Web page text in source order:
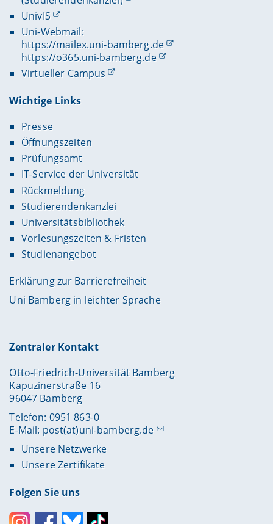
UnivIS
Uni-Webmail:
https://mailex.uni-bamberg.de
https://o365.uni-bamberg.de
Virtueller Campus
Wichtige Links
Presse
Öffnungszeiten
Prüfungsamt
IT-Service der Universität
Rückmeldung
Studierendenkanzlei
Universitätsbibliothek
Vorlesungszeiten & Fristen
Studienangebot
Erklärung zur Barrierefreiheit
Uni Bamberg in leichter Sprache
Zentraler Kontakt
Otto-Friedrich-Universität Bamberg
Kapuzinerstraße 16
96047 Bamberg
Telefon: 0951 863-0
E-Mail: post(at)uni-bamberg.de
Unsere Netzwerke
Unsere Zertifikate
Folgen Sie uns